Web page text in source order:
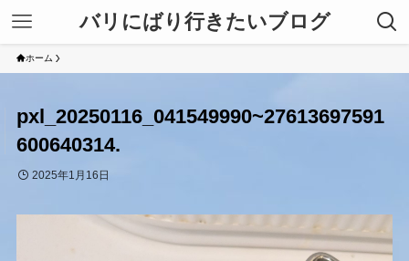
バリにばり行きたいブログ
ホーム
pxl_20250116_041549990~27613697591
600640314.
2025年1月16日